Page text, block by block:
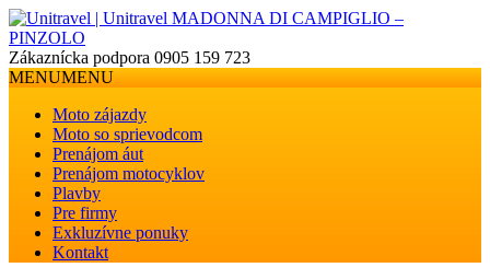
Zákaznícka podpora 0905 159 723
MENUMENU
Moto zájazdy
Moto so sprievodcom
Prenájom áut
Prenájom motocyklov
Plavby
Pre firmy
Exkluzívne ponuky
Kontakt